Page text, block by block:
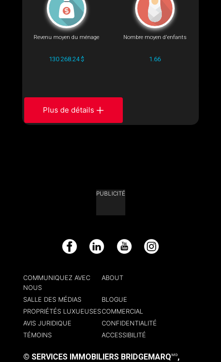
Revenu moyen du ménage
130 268.24 $
Nombre moyen d'enfants
1.66
Plus de détails
PUBLICITÉ
Facebook LinkedIn YouTube Instagram
COMMUNIQUEZ AVEC
NOUS
ABOUT
SALLE DES MÉDIAS
BLOGUE
PROPRIÉTÉS LUXUEUSESCOMMERCIAL
AVIS JURIDIQUE
CONFIDENTIALITÉ
TÉMOINS
ACCESSIBILITÉ
© SERVICES IMMOBILIERS BRIDGEMARQ MD,